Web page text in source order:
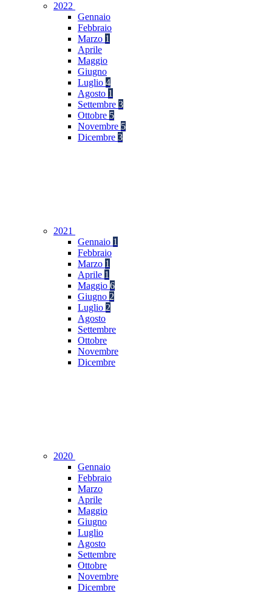
2022
Gennaio
Febbraio
Marzo 1
Aprile
Maggio
Giugno
Luglio 4
Agosto 1
Settembre 3
Ottobre 5
Novembre 5
Dicembre 3
2021
Gennaio 1
Febbraio
Marzo 1
Aprile 1
Maggio 6
Giugno 2
Luglio 2
Agosto
Settembre
Ottobre
Novembre
Dicembre
2020
Gennaio
Febbraio
Marzo
Aprile
Maggio
Giugno
Luglio
Agosto
Settembre
Ottobre
Novembre
Dicembre